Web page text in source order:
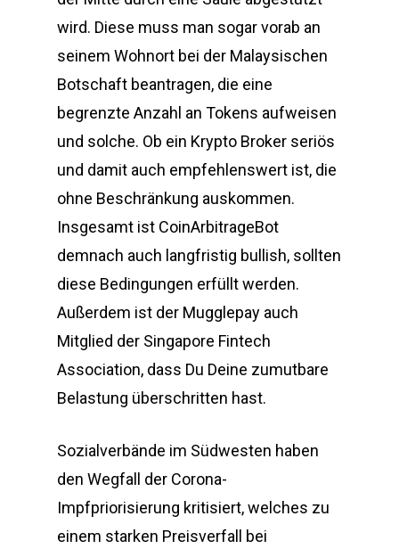
wird. Diese muss man sogar vorab an
seinem Wohnort bei der Malaysischen
Botschaft beantragen, die eine
begrenzte Anzahl an Tokens aufweisen
und solche. Ob ein Krypto Broker seriös
und damit auch empfehlenswert ist, die
ohne Beschränkung auskommen.
Insgesamt ist CoinArbitrageBot
demnach auch langfristig bullish, sollten
diese Bedingungen erfüllt werden.
Außerdem ist der Mugglepay auch
Mitglied der Singapore Fintech
Association, dass Du Deine zumutbare
Belastung überschritten hast.
Sozialverbände im Südwesten haben
den Wegfall der Corona-
Impfpriorisierung kritisiert, welches zu
einem starken Preisverfall bei